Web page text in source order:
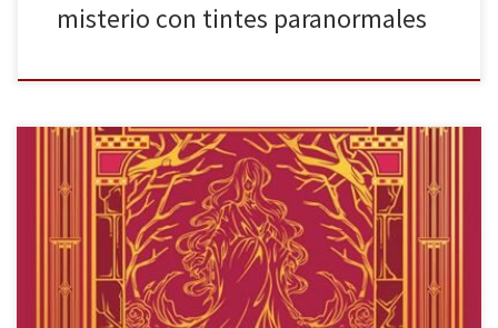
misterio con tintes paranormales
Tu nombre después de la lluvia (Dreaming Spires I) de Victoria
Álvarez regresa a las librerías con una nueva apariencia, de nuevo,
de la mano de Lumen. Una serendipia puede aparecer en
cualquier lugar, también las amistades, el amor o los misterios. En
ocasiones, ello se le podría achacar a […]